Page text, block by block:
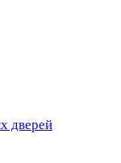
дверей